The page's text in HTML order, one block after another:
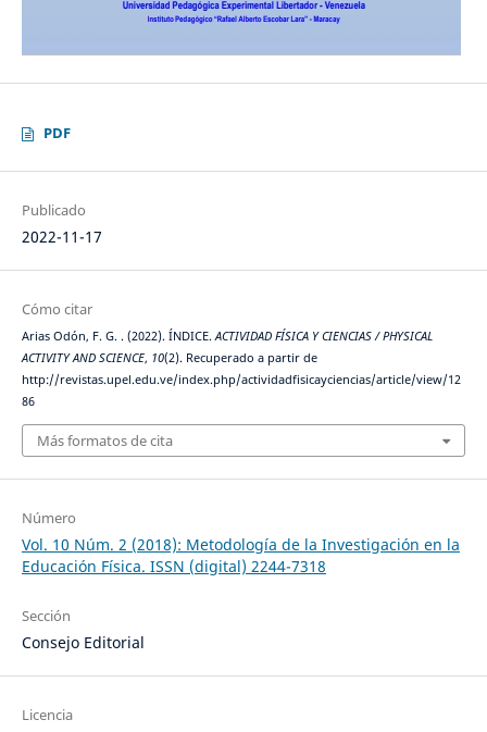
PDF
Publicado
2022-11-17
Cómo citar
Arias Odón, F. G. . (2022). ÍNDICE.ACTIVIDAD FÍSICA Y CIENCIAS / PHYSICAL
ACTIVITY AND SCIENCE, 10(2). Recuperado a partir de
http://revistas.upel.edu.ve/index.php/actividadfisicayciencias/article/view/12
86
Más formatos de cita
Número
Vol. 10 Núm. 2 (2018): Metodología de la Investigación en la
Educación Física. ISSN (digital) 2244-7318
Sección
Consejo Editorial
Licencia